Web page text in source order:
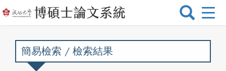
選
換
簡易檢索 / 檢索結果